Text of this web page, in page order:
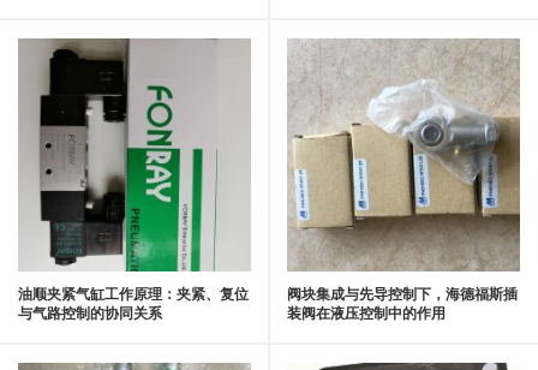
油顺夹紧气缸工作原理：夹紧、复位
与气路控制的协同关系
阀块集成与先导控制下，海德福斯插
装阀在液压控制中的作用